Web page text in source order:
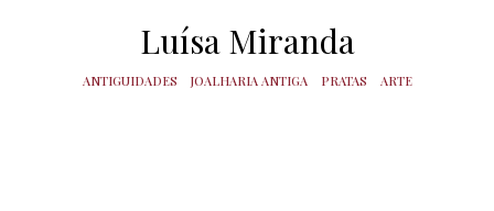
Luísa Miranda
ANTIGUIDADES JOALHARIA ANTIGA PRATAS ARTE